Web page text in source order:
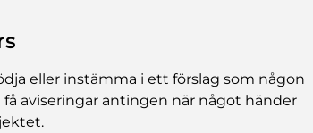
eller instämma i ett förslag som någon
aviseringar antingen när något händer